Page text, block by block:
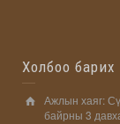
Холбоо барих
Ажлын хаяг:
байрны 3